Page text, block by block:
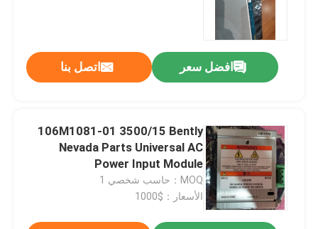
افضل سعر اتصل بنا
106M1081-01 3500/15 Bently
Nevada Parts Universal AC
Power Input Module
MOQ：حاسب شخصي 1
الأسعار：$1000